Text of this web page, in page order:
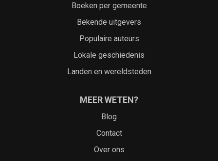
Boeken per gemeente
Bekende uitgevers
Populaire auteurs
Lokale geschiedenis
Landen en wereldsteden
MEER WETEN?
Blog
Contact
Over ons